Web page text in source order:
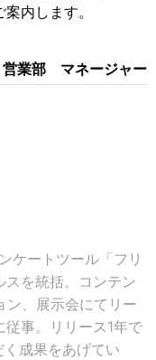
内します。
営業部 マネージャー
ケートツール「フリ
スを統括。コンテン
ン、展示会にてリー
従事。リリース1年で
成果をあげてい